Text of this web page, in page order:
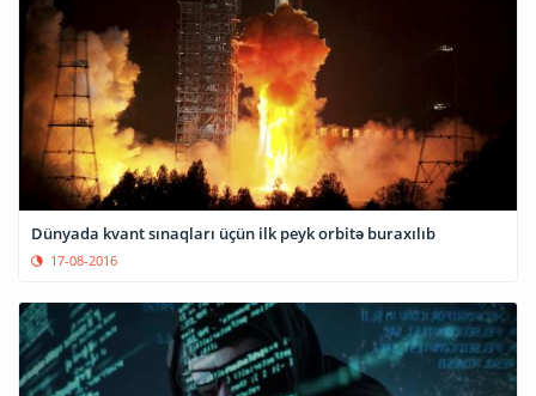
Dünyada kvant sınaqları üçün ilk peyk orbitə buraxılıb
17-08-2016